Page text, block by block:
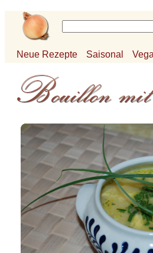
Neue Rezepte Saisonal